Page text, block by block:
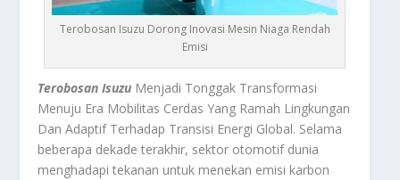
Terobosan Isuzu Dorong Inovasi Mesin Niaga Rendah
Emisi
Terobosan Isuzu Menjadi Tonggak Transformasi
Menuju Era Mobilitas Cerdas Yang Ramah Lingkungan
Dan Adaptif Terhadap Transisi Energi Global. Selama
beberapa dekade terakhir, sektor otomotif dunia
menghadapi tekanan untuk menekan emisi karbon